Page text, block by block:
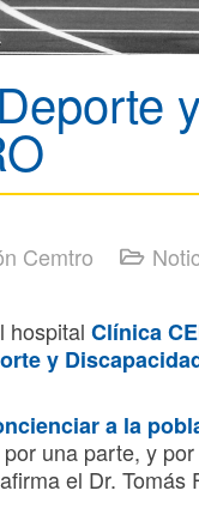
Cemtro
hospital Clínica
y
a la
por una parte, y
el Dr. Tomás